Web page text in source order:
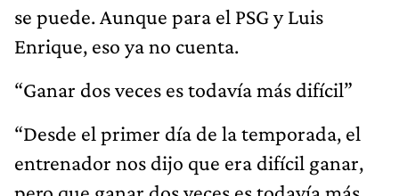
se puede. Aunque para el PSG y Luis
Enrique, eso ya no cuenta.
“Ganar dos veces es todavía más difícil”
“Desde el primer día de la temporada, el
entrenador nos dijo que era difícil ganar,